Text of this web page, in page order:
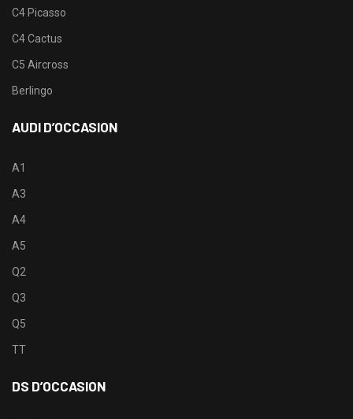
C4 Picasso
C4 Cactus
C5 Aircross
Berlingo
AUDI D’OCCASION
A1
A3
A4
A5
Q2
Q3
Q5
TT
DS D’OCCASION